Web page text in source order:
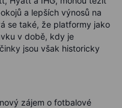
a lepších výnosů na
se také, že platformy jako
v době, kdy je
jsou však historicky
zájem o fotbalové